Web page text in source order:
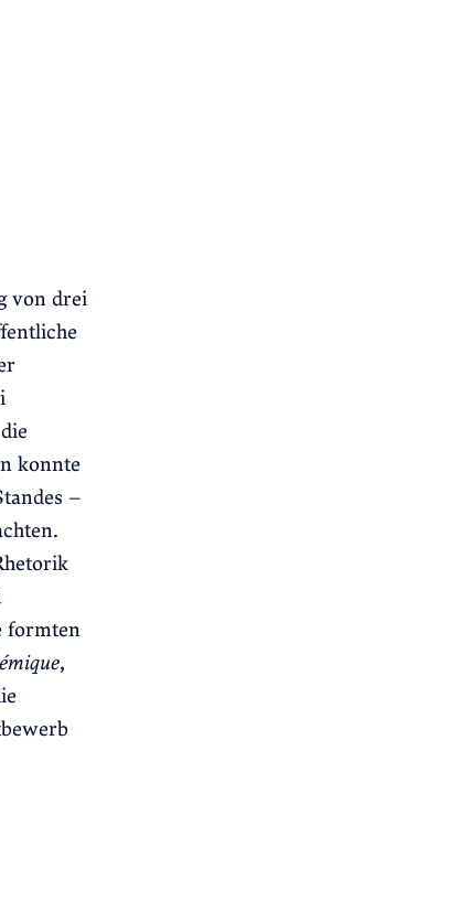
von drei
konnte
–
formten
,